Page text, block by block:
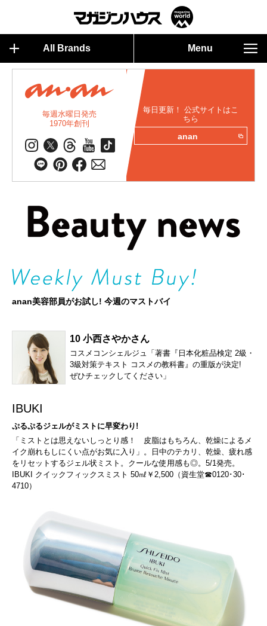
All Brands Menu
毎週水曜日発売
1970年創刊
毎日更新！ 公式サイトはこ
ちら
anan
anan美容部員がお試し! 今週のマストバイ
10 小西さやかさん
コスメコンシェルジュ「著書『日本化粧品検定 2級・
3級対策テキスト コスメの教科書』の重版が決定!
ぜひチェックしてください」
IBUKI
ぷるぷるジェルがミストに早変わり!
「ミストとは思えないしっとり感！ 皮脂はもちろん、乾燥によるメ
イク崩れもしにくい点がお気に入り」。日中のテカリ、乾燥、疲れ感
をリセットするジェル状ミスト。クールな使用感も◎。5/1発売。
IBUKI クイックフィックスミスト 50㎖￥2,500（資生堂☎0120･30･
4710）